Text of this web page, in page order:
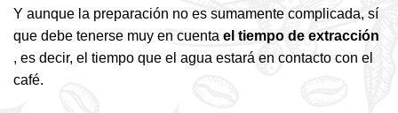
Y aunque la preparación no es sumamente complicada, sí
que debe tenerse muy en cuenta el tiempo de extracción
, es decir, el tiempo que el agua estará en contacto con el
café.